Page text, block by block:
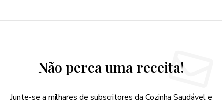
Não perca uma receita!
Junte-se a milhares de subscritores da Cozinha Saudável e